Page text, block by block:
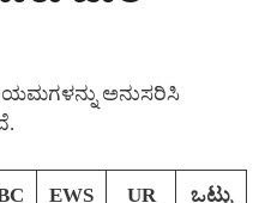
ಅನುಸರಿಸಿ
EWS UR ಒಟ್ಟು